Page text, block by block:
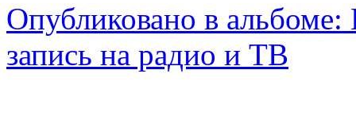
Опубликовано в альбоме:
запись на радио и ТВ